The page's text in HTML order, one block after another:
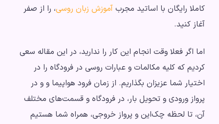
کاملا رایگان با اساتید مجربآموزش زبان روسی، را از صفر
آغاز کنید.
اما اگر فعلا وقت انجام این کار را ندارید، در این مقاله سعی
کرد‌‌‌‌‌یم که کلیه مکالمات و عبارات روسی در فرودگاه را در
اختیار شما عزیزان بگذاریم. از زمان فرود هواپیما و و در
پرواز ورودی و تحویل بار، در فرودگاه و قسمت‌های مختلف
آن، تا لحظه چک‌‌‌‌‌‌‌‌‌‌‌‌‌‌‌این و پرواز خروجی، همراه شما هستیم